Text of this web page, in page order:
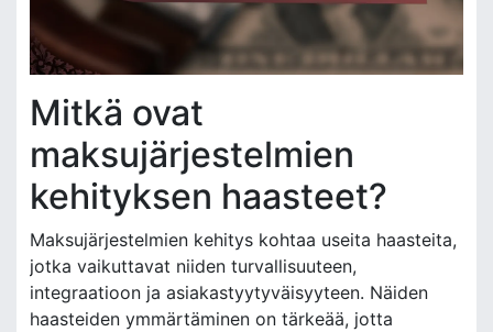
Mitkä ovat
maksujärjestelmien
kehityksen haasteet?
Maksujärjestelmien kehitys kohtaa useita haasteita,
jotka vaikuttavat niiden turvallisuuteen,
integraatioon ja asiakastyytyväisyyteen. Näiden
haasteiden ymmärtäminen on tärkeää, jotta